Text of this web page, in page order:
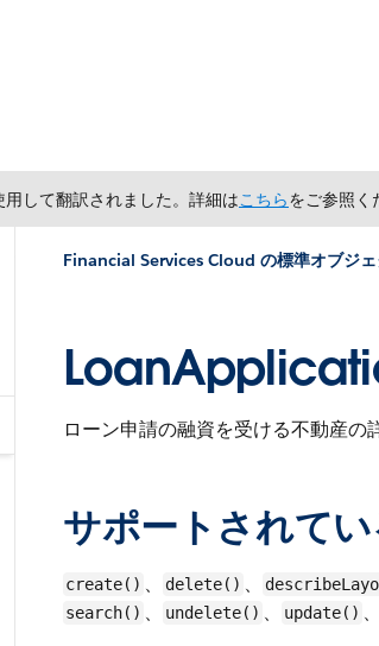
して翻訳されました。詳細はこちらをご参照く
Financial Services Cloud の標準オブジ
ローン申請の融資を受ける不動産の
サポートされて
create() 、 delete() 、
search() 、 undelete() 、 update() 、